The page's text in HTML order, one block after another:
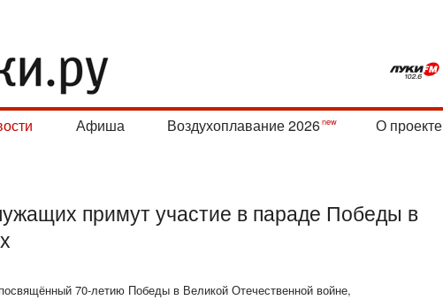
Афиша Воздухоплавание 2026 О проекте
примут участие в параде Победы в
70-летию Победы в Великой Отечественной войне,